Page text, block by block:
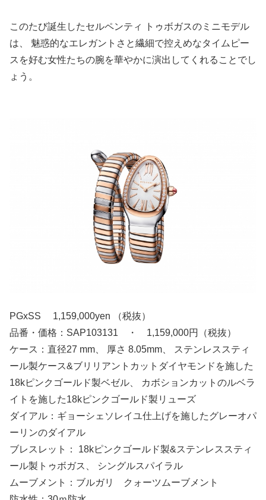
このたび誕生したセルペンティ トゥボガスのミニモデル
は、 魅惑的なエレガントさと繊細で控えめなタイムピー
スを好む女性たちの腕を華やかに演出してくれることでし
ょう。
PGxSS 1,159,000yen （税抜）
品番・価格：SAP103131 ・ 1,159,000円（税抜）
ケース：直径27 mm、 厚さ 8.05mm、 ステンレススティ
ール製ケース&ブリリアントカットダイヤモンドを施した
18kピンクゴールド製ベゼル、 カボションカットのルベラ
イトを施した18kピンクゴールド製リューズ
ダイアル：ギョーシェソレイユ仕上げを施したグレーオパ
ーリンのダイアル
ブレスレット： 18kピンクゴールド製&ステンレススティ
ール製トゥボガス、 シングルスパイラル
ムーブメント：ブルガリ クォーツムーブメント